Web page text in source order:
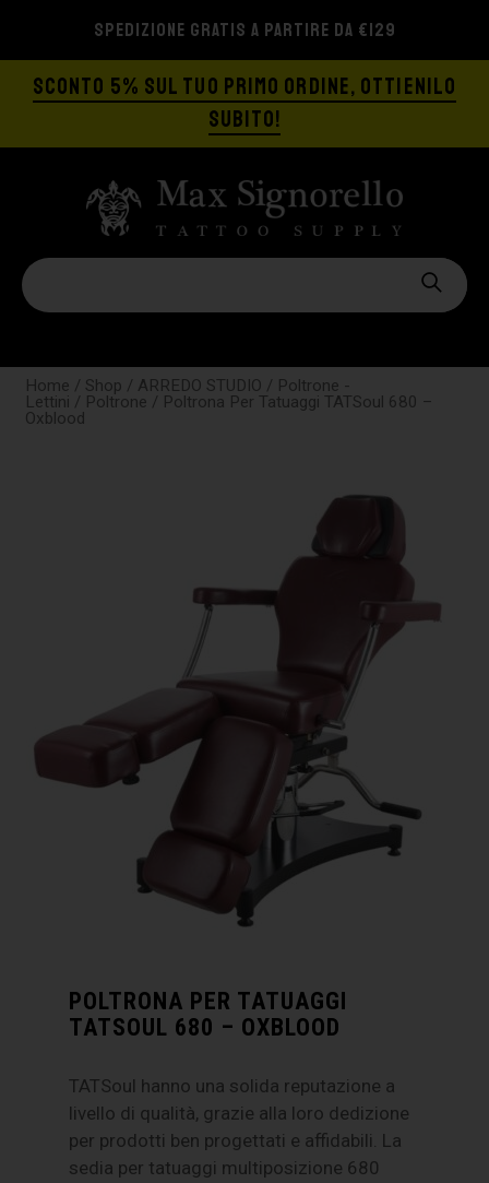
SPEDIZIONE GRATIS A PARTIRE DA €129
SCONTO 5% SUL TUO PRIMO ORDINE, OTTIENILO
SUBITO!
Home / Shop / ARREDO STUDIO / Poltrone -
Lettini / Poltrone / Poltrona Per Tatuaggi TATSoul 680 –
Oxblood
POLTRONA PER TATUAGGI
TATSOUL 680 – OXBLOOD
TATSoul hanno una solida reputazione a
livello di qualità, grazie alla loro dedizione
per prodotti ben progettati e affidabili. La
sedia per tatuaggi multiposizione 680